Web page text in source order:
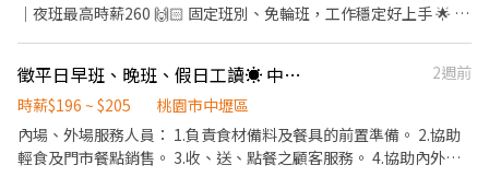
｜夜班最高時薪260 🙌🏻 固定班別、免輪班，工作穩定好上手 🌟 #
（日、夜班可選） ✔️ 二休二（日、夜班可選） 👉 上班時間： 🌞 日
班（標準班） 08:00～17:15 🌙 夜班（標準班） 20:00～05:15 👉 薪
資結構： ☀️ 標準日班：時薪220 🌙 標準夜班：時薪250 ☀ 二休二日
班：時薪230 🌙 二休二夜班：時薪260 📌 加班費依勞基法另計 👉
徵平日早班、晚班、假日工讀☀️ 中壢韓式炸雞
2週前
時薪$196 ~ $205
桃園市中壢區
內場、外場服務人員： 1.負責食材備料及餐具的前置準備。 2.協助
輕食及門市餐點銷售。 3.收、送、點餐之顧客服務。 4.協助內外場